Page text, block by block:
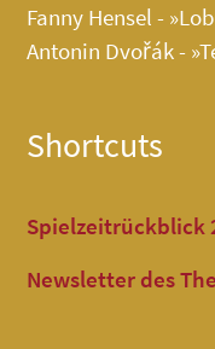
Fanny Hensel -
Antonin Dvořák -
Shortcuts
Spielzeitrückblick
Newsletter des